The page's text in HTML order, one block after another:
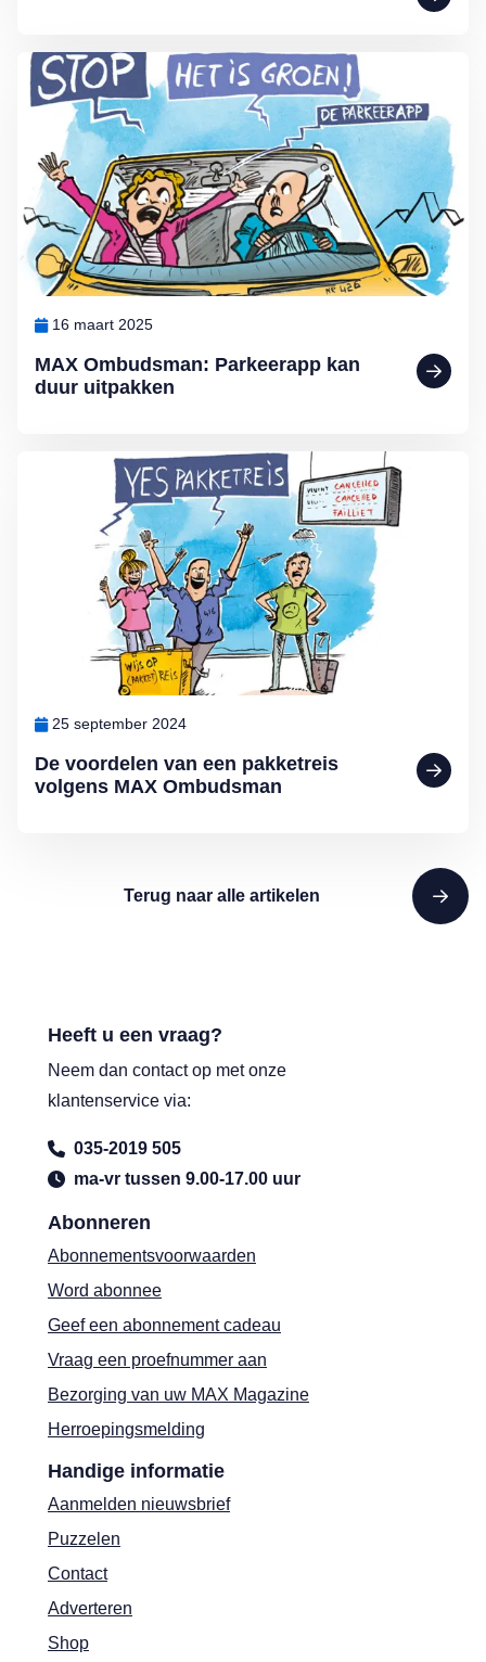
MAX Ombudsman: Parkeerapp kan
duur uitpakken
16 maart 2025
Lees meer over MAX Ombudsman: Parkeerapp kan duur uitpakken
De voordelen van een pakketreis
volgens MAX Ombudsman
25 september 2024
Lees meer over De voordelen van een pakketreis volgens MAX
Terug naar alle artikelen
Abonneren
Abonnementsvoorwaarden
Word abonnee
Geef een abonnement cadeau
Vraag een proefnummer aan
Bezorging van uw MAX Magazine
Herroepingsmelding
Handige informatie
Aanmelden nieuwsbrief
Puzzelen
Contact
Adverteren
Shop
Heeft u een vraag?
Neem dan contact op met onze
klantenservice via:
035-2019 505
ma-vr tussen 9.00-17.00 uur